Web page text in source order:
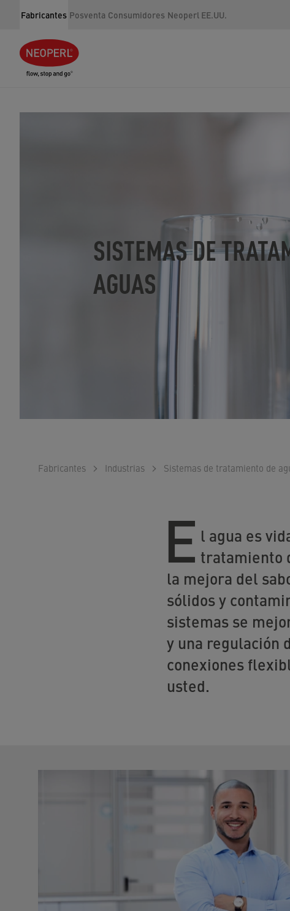
Fabricantes Posventa Consumidores Neoperl EE.UU.
SISTEMAS DE
AGUAS
Fabricantes Industrias Sistemas de tratamiento de
E l agua es
tratamiento
la mejora del
sólidos y
sistemas se
y una regulación
conexiones
usted.